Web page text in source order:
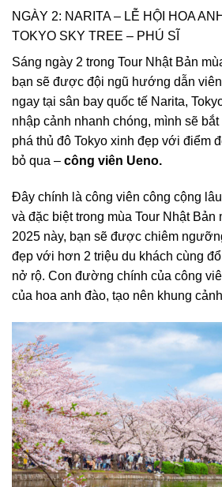
NGÀY 2: NARITA – LỄ HỘI HOA
TOKYO SKY TREE – PHÚ SĨ
Sáng ngày 2 trong Tour Nhật Bản
bạn sẽ được đội ngũ hướng dẫn
ngay tại sân bay quốc tế Narita,
nhập cảnh nhanh chóng, mình sẽ
phá thủ đô Tokyo xinh đẹp với điểm
bỏ qua – công viên Ueno.
Đây chính là công viên công cộng
và đặc biệt trong mùa Tour Nhật Bản
2025 này, bạn sẽ được chiêm
đẹp với hơn 2 triệu du khách cùng
nở rộ. Con đường chính của công
của hoa anh đào, tạo nên khung